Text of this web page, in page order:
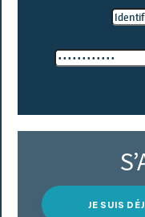
JE SUIS